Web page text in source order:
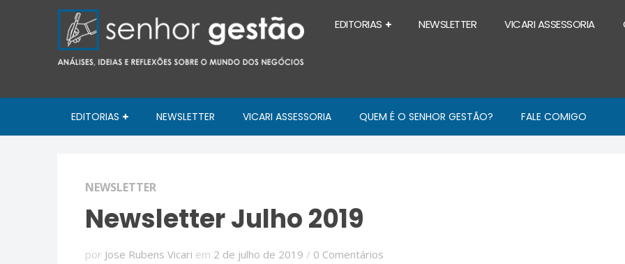
EDITORIAS NEWSLETTER VICARI ASSESSORIA
EDITORIAS NEWSLETTER VICARI ASSESSORIA QUEM É O SENHOR GESTÃO? FALE COMIGO
NEWSLETTER
Newsletter Julho 2019
por Jose Rubens Vicari em 2 de julho de 2019 / 0 Comentários